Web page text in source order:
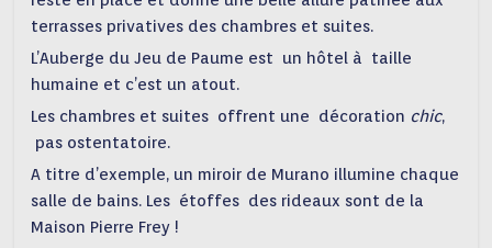
terrasses privatives des chambres et suites.
L’Auberge du Jeu de Paume est un hôtel à taille
humaine et c’est un atout.
Les chambres et suites offrent une décoration chic,
pas ostentatoire.
A titre d’exemple, un miroir de Murano illumine chaque
salle de bains. Les étoffes des rideaux sont de la
Maison Pierre Frey !